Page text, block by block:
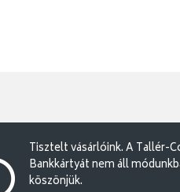
Tisztelt vásárlóink. A Tallér-
Bankkártyát nem áll
köszönjük.